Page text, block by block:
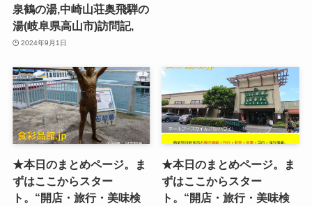
泉鶴の湯,中崎山荘奥飛騨の
湯(岐阜県高山市)訪問記,
2024年9月1日
★本日のまとめページ。ま
ずはここからスター
ト。“開店・旅行・美味検
★本日のまとめページ。ま
ずはここからスター
ト。“開店・旅行・美味検